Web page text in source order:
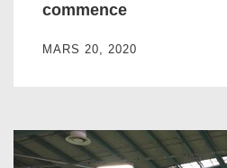
commence
MARS 20, 2020